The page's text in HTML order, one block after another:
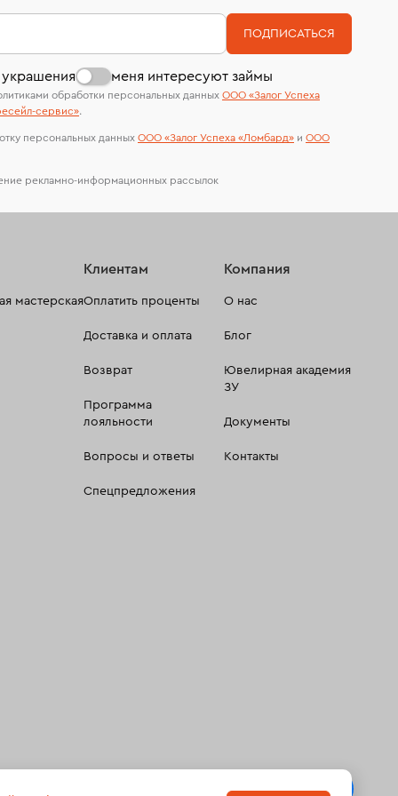
На особо ценные изделия получены
сертификаты МГУ и других геммологических
лабораторий
меня интересуют займы
ПОДПИСАТЬСЯ
обработки персональных данных ООО «Залог Успеха
сервиc».
персональных данных ООО «Залог Успеха «Ломбард» и ООО
рекламно-информационных рассылок
мастерская
Клиентам
Оплатить проценты
Доставка и оплата
Возврат
Программа
лояльности
Вопросы и ответы
Спецпредложения
Компания
О нас
Блог
Ювелирная академия
ЗУ
Документы
Контакты